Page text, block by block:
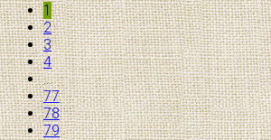
1
2
3
4
…
77
78
79